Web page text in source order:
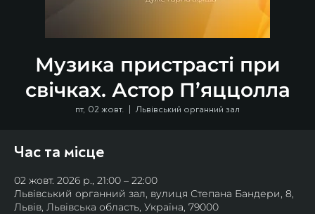
Музика пристрасті при
свічках. Астор П’яццолла
пт, 02 жовт.
  |
Львівський органний зал
Час та місце
02 жовт. 2026 р., 21:00 – 22:00
Львівський органний зал, вулиця Степана Бандери, 8,
Львів, Львівська область, Україна, 79000